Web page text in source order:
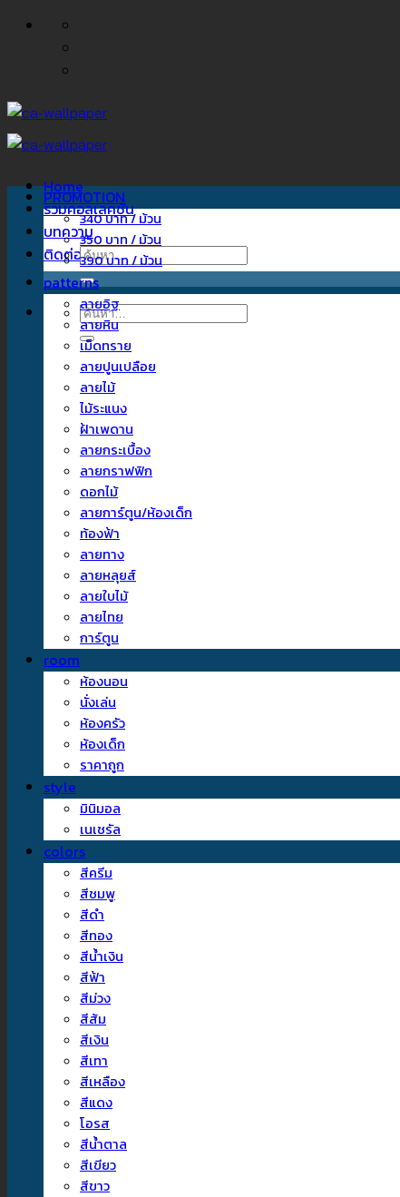
ข้าม
Home
รวมคอลเลคชั่น
บทความ
ติดต่อเรา
ค้นหา:
ค้นหา:
PROMOTION
340 บาท / ม้วน
350 บาท / ม้วน
390 บาท / ม้วน
patterns
ลายอิฐ
ลายหิน
เม็ดทราย
ลายปูนเปลือย
ลายไม้
ไม้ระแนง
ฝ้าเพดาน
ลายกระเบื้อง
ลายกราฟฟิก
ดอกไม้
ลายการ์ตูน/ห้องเด็ก
ท้องฟ้า
ลายทาง
ลายหลุยส์
ลายใบไม้
ลายไทย
การ์ตูน
room
ห้องนอน
นั่งเล่น
ห้องครัว
ห้องเด็ก
ราคาถูก
style
มินิมอล
เนเชรัล
colors
สีครีม
สีชมพู
สีดำ
สีทอง
สีน้ำเงิน
สีฟ้า
สีม่วง
สีส้ม
สีเงิน
สีเทา
สีเหลือง
สีแดง
โอรส
สีน้ำตาล
สีเขียว
สีขาว